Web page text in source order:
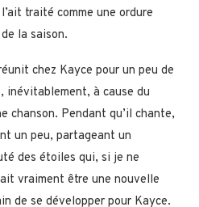
traité comme une ordure
la saison.
chez Kayce pour un peu de
inévitablement, à cause du
chanson. Pendant qu’il chante,
un peu, partageant un
des étoiles qui, si je ne
vraiment être une nouvelle
de se développer pour Kayce.